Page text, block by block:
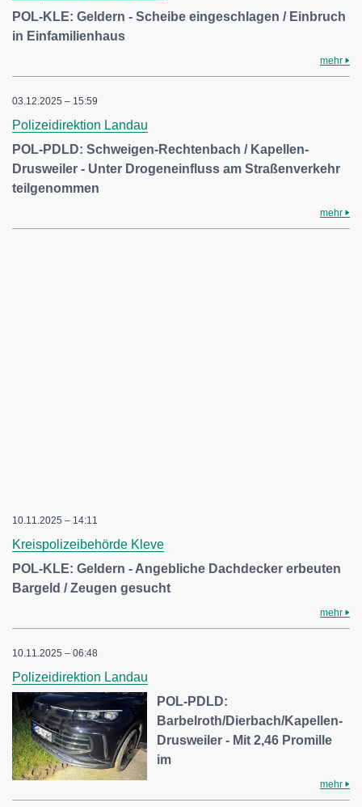
POL-KLE: Geldern - Scheibe eingeschlagen / Einbruch
in Einfamilienhaus
mehr
03.12.2025 – 15:59
Polizeidirektion Landau
POL-PDLD: Schweigen-Rechtenbach / Kapellen-
Drusweiler - Unter Drogeneinfluss am Straßenverkehr
teilgenommen
mehr
10.11.2025 – 14:11
Kreispolizeibehörde Kleve
POL-KLE: Geldern - Angebliche Dachdecker erbeuten
Bargeld / Zeugen gesucht
mehr
10.11.2025 – 06:48
Polizeidirektion Landau
POL-PDLD:
Barbelroth/Dierbach/Kapellen-
Drusweiler - Mit 2,46 Promille
im
mehr